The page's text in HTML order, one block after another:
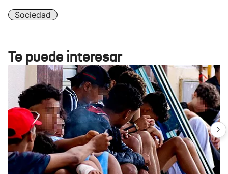
Sociedad
Te puede interesar